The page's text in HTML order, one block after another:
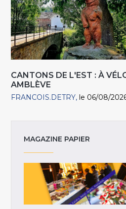
CANTONS DE L'EST : À
AMBLÈVE
FRANCOIS.DETRY le 06/08/
MAGAZINE PAPIER